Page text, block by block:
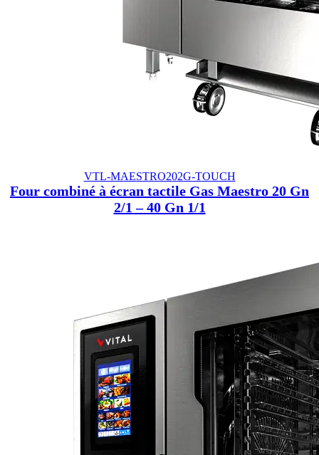
VTL-MAESTRO202G-TOUCH
Four combiné à écran tactile Gas Maestro 20 Gn
2/1 – 40 Gn 1/1